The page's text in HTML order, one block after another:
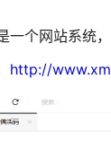
一个网站系统
http://